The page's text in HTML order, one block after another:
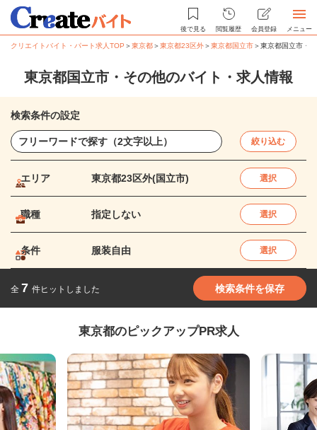
後で見る 閲覧履歴 会員登録 メニュー
クリエイトバイト・パート求人TOP ＞東京都＞東京都23区外＞東京都国立市＞東京都国立市・
東京都国立市・その他のバイト・求人情報
検索条件の設定
絞り込む
エリア 東京都23区外(国立市) 選択
職種 指定しない 選択
条件 服装自由 選択
全 7 件ヒットしました 検索条件を保存
東京都のピックアップPR求人